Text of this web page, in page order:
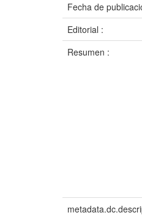
Fecha de
Editorial :
Resumen :